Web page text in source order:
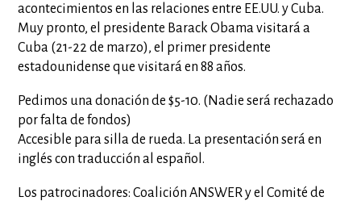
acontecimientos en las relaciones entre EE.UU. y Cuba.
Muy pronto, el presidente Barack Obama visitará a
Cuba (21-22 de marzo), el primer presidente
estadounidense que visitará en 88 años.
Pedimos una donación de $5-10. (Nadie será rechazado
por falta de fondos)
Accesible para silla de rueda. La presentación será en
inglés con traducción al español.
Los patrocinadores: Coalición ANSWER y el Comité de